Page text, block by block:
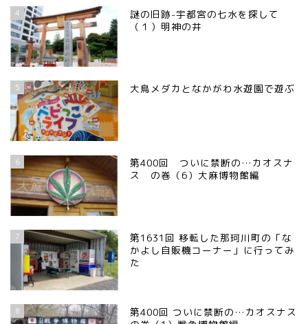
4
謎の旧跡-宇都宮の七水を探して
（１）明神の井
5 大鳥メダカとなかがわ水遊園で遊ぶ
6
第400回 ついに禁断の…カオスナ
ス の巻（6）大麻博物館編
7
第1631回 移転した那珂川町の「な
かよし自販機コーナー」に行ってみ
た
8
第400回 ついに禁断の…カオスナス